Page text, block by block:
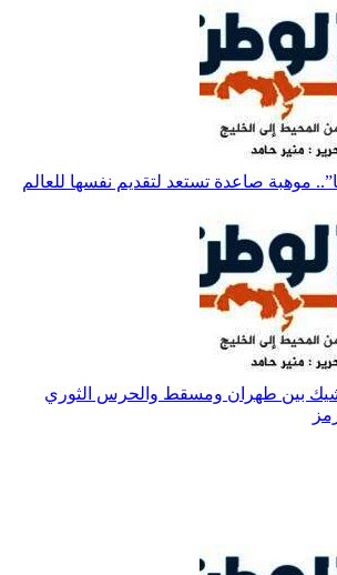
موهبة صاعدة تستعد لتقديم نفسها للعالم
بين طهران ومسقط والحرس الثوري